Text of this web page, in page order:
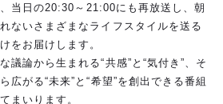
当日の20:30～21:00にも再放送し、朝
ないさまざまなライフスタイルを送る
をお届けします。
議論から生まれる“共感”と“気付き”、そ
広がる“未来”と“希望”を創出できる番組
まいります。